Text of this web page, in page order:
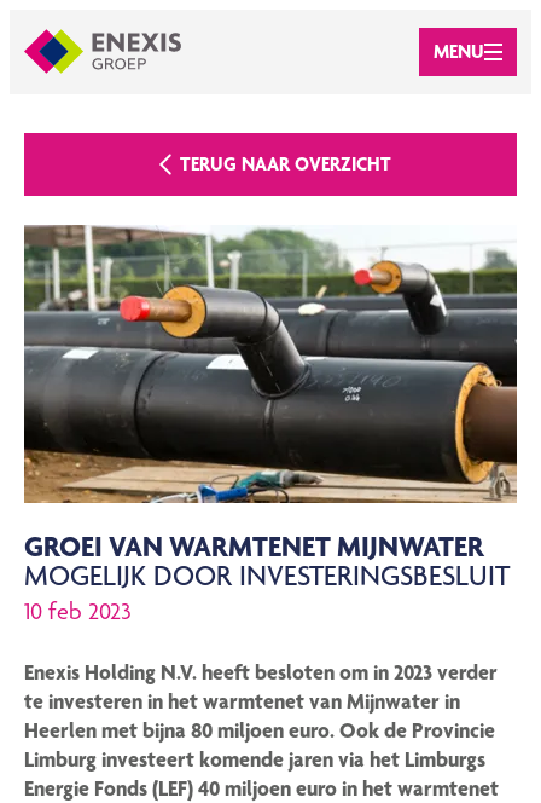
MENU
TERUG NAAR OVERZICHT
GROEI VAN WARMTENET MIJNWATER
MOGELIJK DOOR INVESTERINGSBESLUIT
10 feb 2023
Enexis Holding N.V. heeft besloten om in 2023 verder
te investeren in het warmtenet van Mijnwater in
Heerlen met bijna 80 miljoen euro. Ook de Provincie
Limburg investeert komende jaren via het Limburgs
Energie Fonds (LEF) 40 miljoen euro in het warmtenet